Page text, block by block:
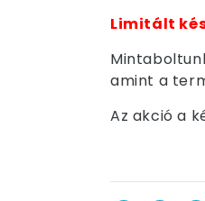
Limitált
amint a
Az akció a